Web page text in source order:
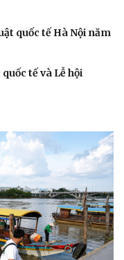
quốc tế Hà Nội năm
tế và Lễ hội